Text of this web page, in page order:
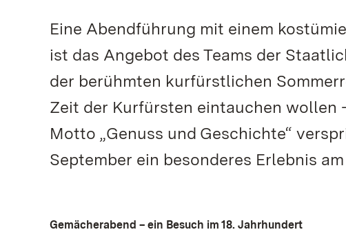
Eine Abendführung mit einem
ist das Angebot des Teams der
der berühmten kurfürstlichen
Zeit der Kurfürsten eintauchen wollen
Motto „Genuss und Geschichte“
September ein besonderes Erlebnis
Gemächerabend – ein Besuch im 18. Jahrhundert